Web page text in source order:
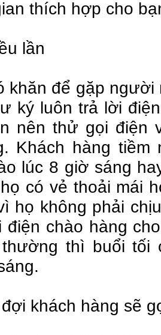
thích hợp cho
lần
khăn để gặp
ký luôn trả lời
nên thử gọi điện
Khách hàng tiềm
lúc 8 giờ sáng
có vẻ thoải mái
họ không phải
điện chào hàng
thì buổi tối
khách hàng sẽ